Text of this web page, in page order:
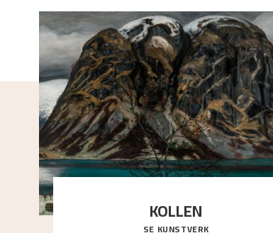
KOLLEN
SE KUNSTVERK